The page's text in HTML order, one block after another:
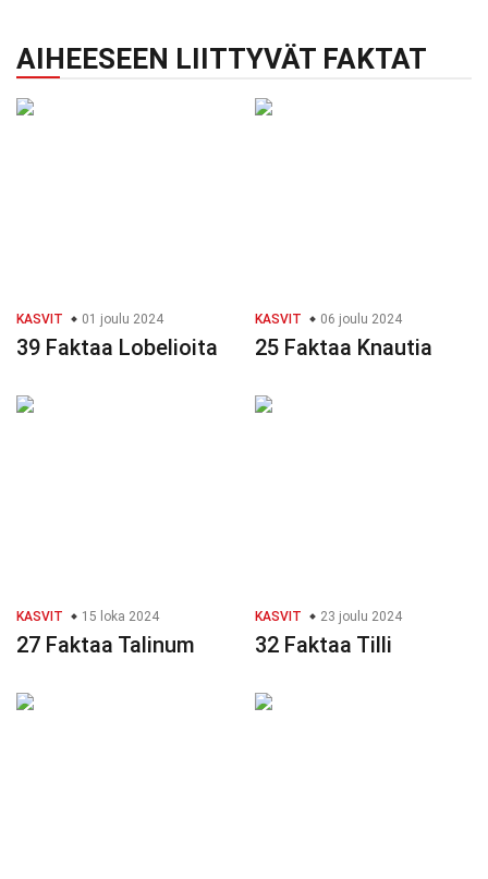
AIHEESEEN LIITTYVÄT FAKTAT
KASVIT 01 joulu 2024
39 Faktaa Lobelioita
KASVIT 06 joulu 2024
25 Faktaa Knautia
KASVIT 15 loka 2024
27 Faktaa Talinum
KASVIT 23 joulu 2024
32 Faktaa Tilli